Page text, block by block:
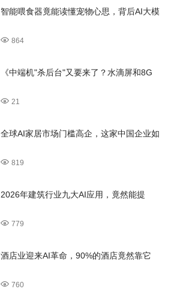
智能喂食器竟能读懂宠物心思，背后AI大模
864
《中端机"杀后台"又要来了？水滴屏和8G
21
全球AI家居市场门槛高企，这家中国企业如
819
2026年建筑行业九大AI应用，竟然能提
779
酒店业迎来AI革命，90%的酒店竟然靠它
760